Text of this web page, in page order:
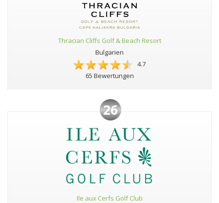
Thracian Cliffs Golf & Beach Resort
Bulgarien
4.7
65 Bewertungen
26
Ile aux Cerfs Golf Club